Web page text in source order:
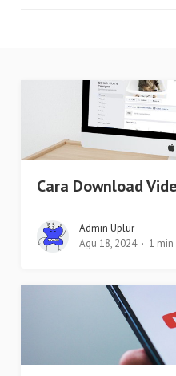
Cara Download
Admin Uplur
Agu 18, 2024
1 min